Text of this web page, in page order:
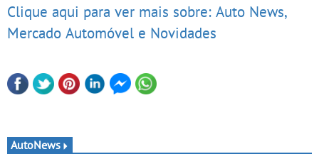
Clique aqui para ver mais sobre: Auto News,
Mercado Automóvel e Novidades
AutoNews